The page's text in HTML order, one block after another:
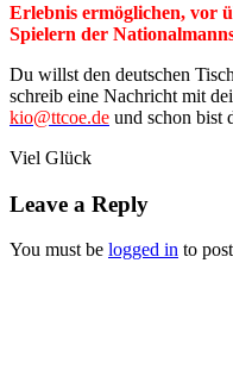
Erlebnis ermöglichen, vor
Spielern der
Du willst den deutschen
schreib eine Nachricht mit
kio@ttcoe.de und schon bist
Viel Glück
Leave a Reply
You must be logged in to